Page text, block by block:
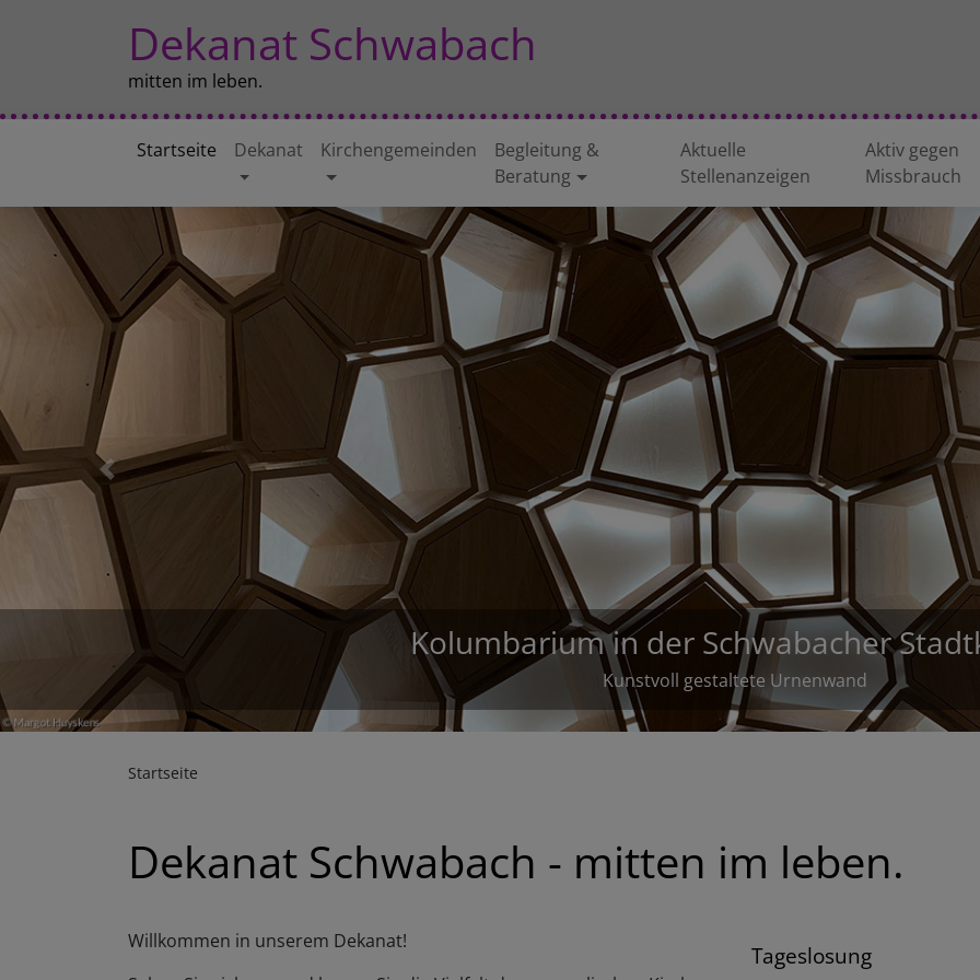
Dekanat Schwabach
mitten im leben.
Hauptnavigation
Startseite Dekanat Kirchengemeinden
Begleitung &
Beratung
Aktuelle
Stellenanzeigen
Aktiv gegen
Missbrauch
Dekanat Schwabach - mitten im
Previous
Startseite
Dekanat Schwabach - mitten im leben.
Willkommen in unserem Dekanat!
Tageslosung